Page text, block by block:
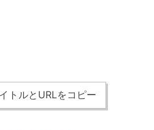
トルとURLをコピー